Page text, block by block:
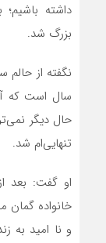
داشته
بزرگ شد.
نگفته از حالم
سال است که
حال دیگر
تنهایی‌ام شد.
او گفت: بعد
خانواده گمان
و نا امید به